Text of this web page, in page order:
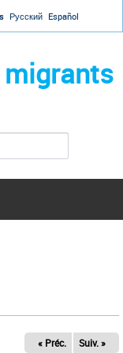
Русский Español
« Préc. Suiv. »